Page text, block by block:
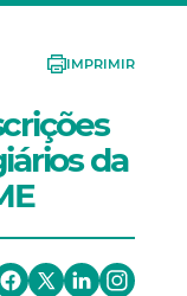
IMPRIMIR
da